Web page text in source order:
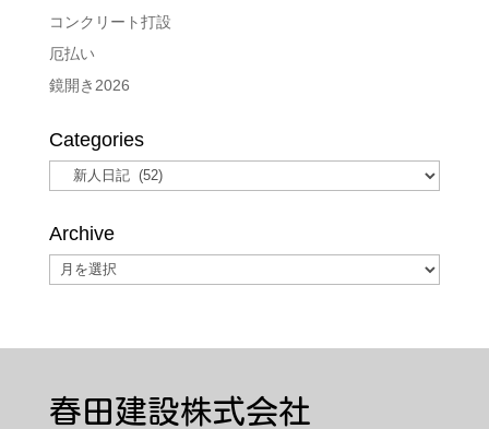
コンクリート打設
厄払い
鏡開き2026
Categories
Categories
Archive
Archive
春田建設株式会社